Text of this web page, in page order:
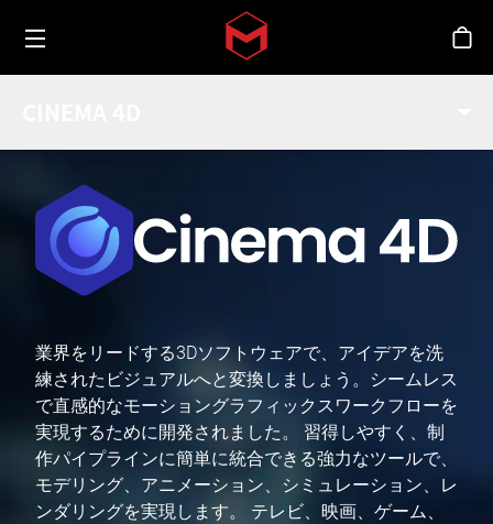
Skip to main content
Toggle menu
シ
業界をリードする3Dソフトウェアで、アイデアを洗
練されたビジュアルへと変換しましょう。シームレス
で直感的なモーショングラフィックスワークフローを
実現するために開発されました。 習得しやすく、制
作パイプラインに簡単に統合できる強力なツールで、
モデリング、アニメーション、シミュレーション、レ
ンダリングを実現します。 テレビ、映画、ゲーム、